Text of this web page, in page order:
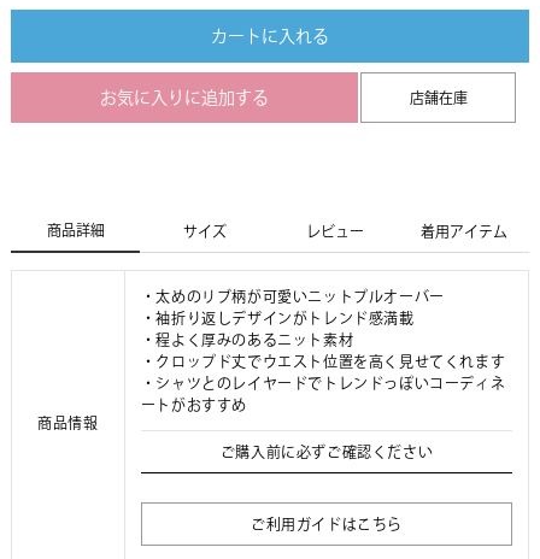
カートに入れる
お気に入りに追加する 店舗在庫
商品詳細 サイズ レビュー 着用アイテム
商品情報
・太めのリブ柄が可愛いニットプルオーバー
・袖折り返しデザインがトレンド感満載
・程よく厚みのあるニット素材
・クロップド丈でウエスト位置を高く見せてくれます
・シャツとのレイヤードでトレンドっぽいコーディネ
ートがおすすめ
ご購入前に必ずご確認ください
ご利用ガイドはこちら